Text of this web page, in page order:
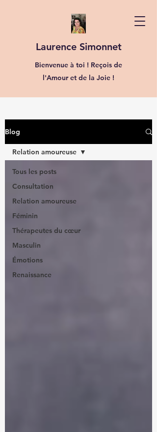
Laurence Simonnet
Bienvenue à toi ! Reçois de
l'Amour et de la Joie !
Blog
Tous les posts
Consultation
Relation amoureuse
Féminin
Thérapeutes du cœur
Masculin
Émotions
Renaissance
Relation amoureuse